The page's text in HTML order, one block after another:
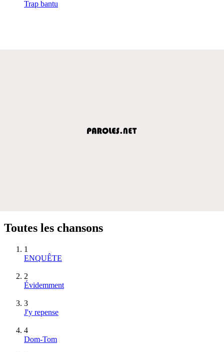
Trap bantu
Toutes les chansons
1
ENQUÊTE
2
Évidemment
3
J'y repense
4
Dom-Tom